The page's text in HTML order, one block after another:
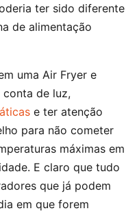
ter sido diferente
de alimentação
uma Air Fryer e
de luz,
e ter atenção
para não cometer
máximas em
E claro que tudo
que já podem
em que forem